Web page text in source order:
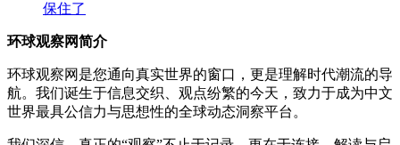
保住了
环球观察网简介
环球观察网是您通向真实世界的窗口，更是理解时代潮流的导
航。我们诞生于信息交织、观点纷繁的今天，致力于成为中文
世界最具公信力与思想性的全球动态洞察平台。